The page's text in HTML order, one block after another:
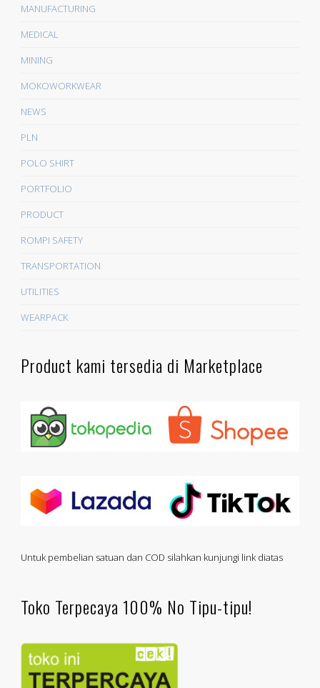
MANUFACTURING
MEDICAL
MINING
MOKOWORKWEAR
NEWS
PLN
POLO SHIRT
PORTFOLIO
PRODUCT
ROMPI SAFETY
TRANSPORTATION
UTILITIES
WEARPACK
Product kami tersedia di Marketplace
Untuk pembelian satuan dan COD silahkan kunjungi link diatas
Toko Terpecaya 100% No Tipu-tipu!